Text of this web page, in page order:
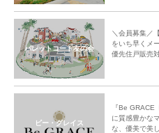
パレットコート友の会
＼会員募集／
をいち早くメ
優先住戸販売
ビー・グレイス
『Be GRACE
に質感豊かな
な、優美で美